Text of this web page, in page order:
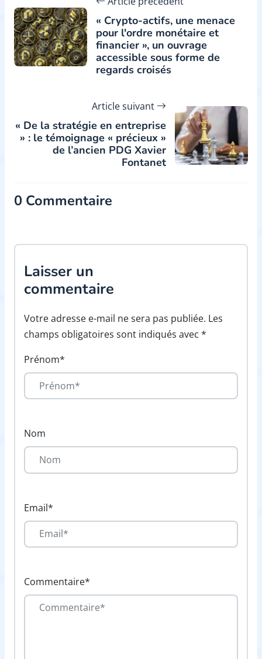
« Crypto-actifs, une menace
pour l'ordre monétaire et
financier », un ouvrage
accessible sous forme de
regards croisés
Article suivant
« De la stratégie en entreprise
» : le témoignage « précieux »
de l’ancien PDG Xavier
Fontanet
0 Commentaire
Laisser un
commentaire
Votre adresse e-mail ne sera pas publiée. Les
champs obligatoires sont indiqués avec *
Prénom*
Nom
Email*
Commentaire*